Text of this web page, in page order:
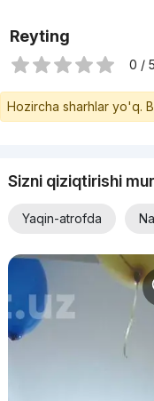
Reyting
0 / 5
Hozircha sharhlar yo'q.
Sizni qiziqtirishi
Yaqin-atrofda